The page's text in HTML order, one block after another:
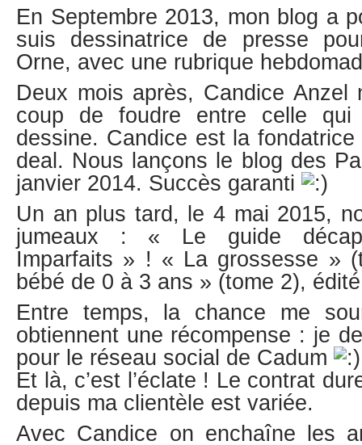
En Septembre 2013, mon blog a
suis dessinatrice de presse
Orne, avec une rubrique
Deux mois après, Candice Anzel
coup de foudre entre celle
dessine. Candice est la
deal. Nous lançons le blog des
janvier 2014. Succès garanti
Un an plus tard, le 4 mai 2015,
jumeaux : « Le guide
Imparfaits » ! « La grossesse »
bébé de 0 à 3 ans » (tome 2),
Entre temps, la chance me
obtiennent une récompense : je
pour le réseau social de Cadum
Et là, c’est l’éclate ! Le contrat
depuis ma clientèle est variée.
Avec Candice on enchaîne les